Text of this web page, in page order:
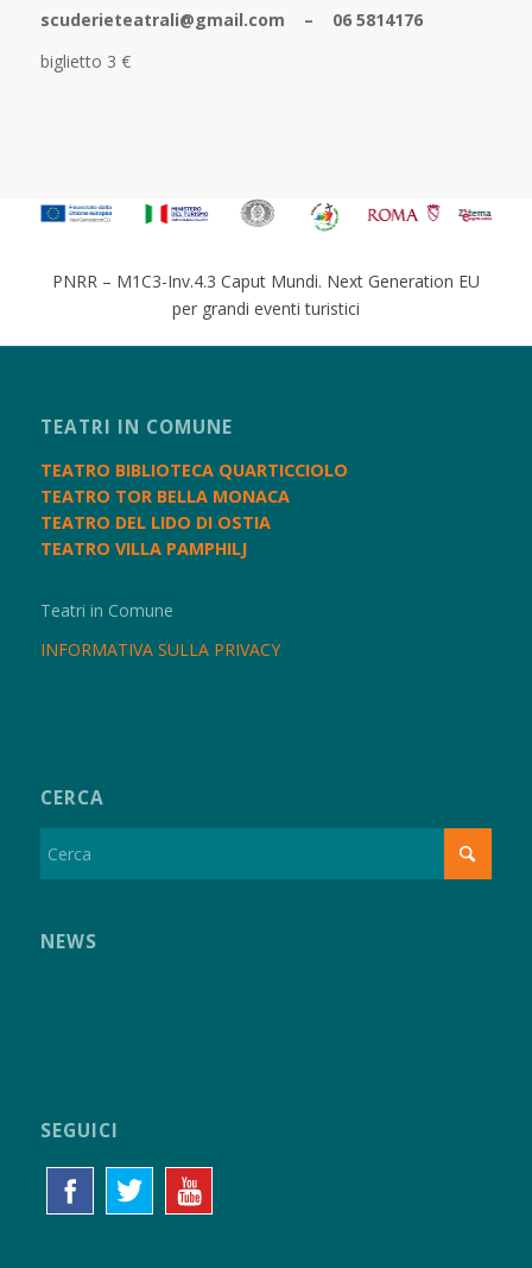
scuderieteatrali@gmail.com – 06 5814176
biglietto 3 €
PNRR – M1C3-Inv.4.3 Caput Mundi. Next Generation EU
per grandi eventi turistici
TEATRI IN COMUNE
TEATRO BIBLIOTECA QUARTICCIOLO
TEATRO TOR BELLA MONACA
TEATRO DEL LIDO DI OSTIA
TEATRO VILLA PAMPHILJ
Teatri in Comune
INFORMATIVA SULLA PRIVACY
CERCA
NEWS
SEGUICI